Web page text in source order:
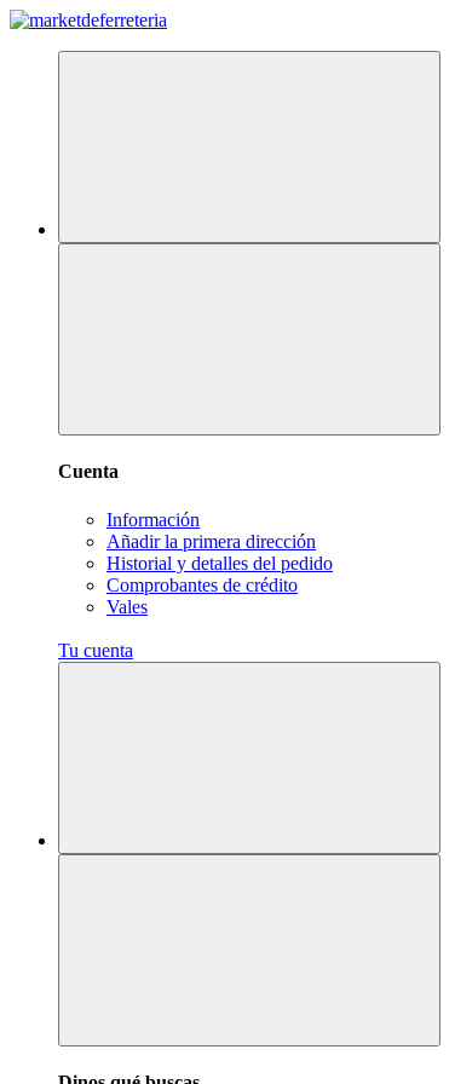
Cuenta
Información
Añadir la primera dirección
Historial y detalles del pedido
Comprobantes de crédito
Vales
Tu cuenta